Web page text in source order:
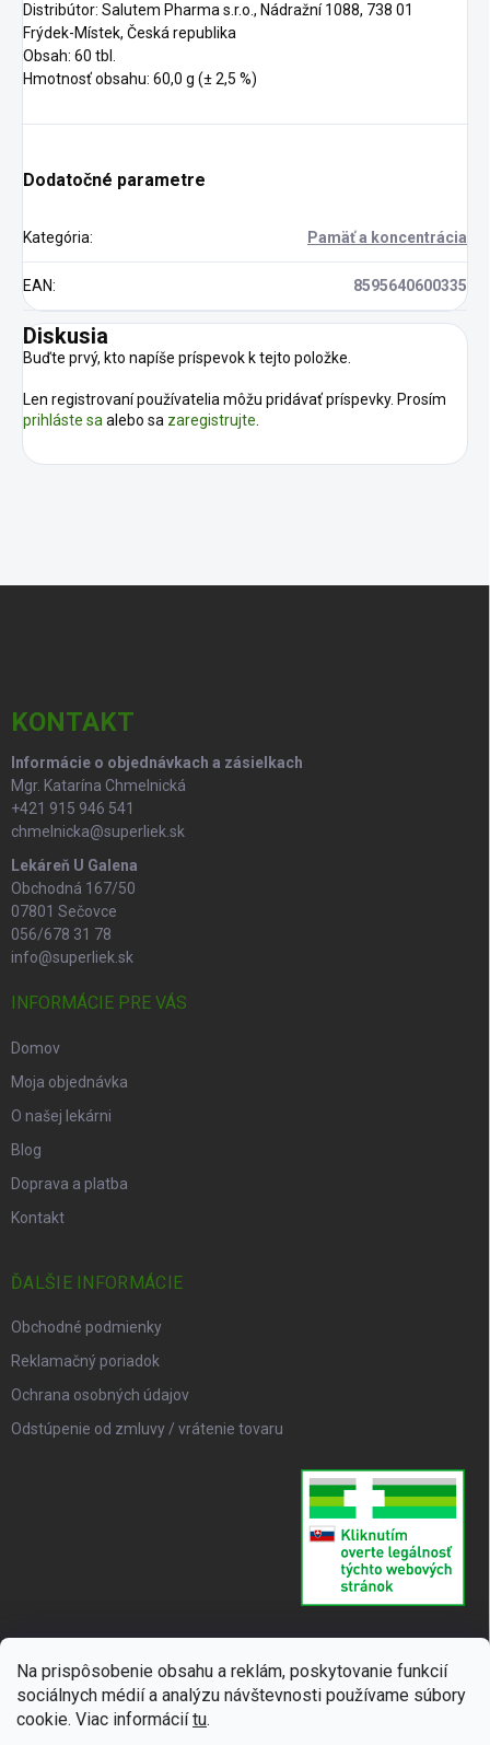
Na prispôsobenie obsahu a reklám, poskytovanie funkcií
sociálnych médií a analýzu návštevnosti používame súbory
cookie. Viac informáciítu.
Distribútor: Salutem Pharma s.r.o., Nádražní 1088, 738 01
Frýdek-Místek, Česká republika
Obsah: 60 tbl.
Hmotnosť obsahu: 60,0 g (± 2,5 %)
Dodatočné parametre
Kategória: Pamäť a koncentrácia
EAN: 8595640600335
Diskusia
Buďte prvý, kto napíše príspevok k tejto položke.
Len registrovaní používatelia môžu pridávať príspevky. Prosím
prihláste saalebo sa zaregistrujte.
KONTAKT
Informácie o objednávkach a zásielkach
Mgr. Katarína Chmelnická
+421 915 946 541
chmelnicka@superliek.sk
Lekáreň U Galena
Obchodná 167/50
07801 Sečovce
056/678 31 78
info@superliek.sk
INFORMÁCIE PRE VÁS
Domov
Moja objednávka
O našej lekárni
Blog
Doprava a platba
Kontakt
ĎALŠIE INFORMÁCIE
Obchodné podmienky
Reklamačný poriadok
Ochrana osobných údajov
Odstúpenie od zmluvy / vrátenie tovaru